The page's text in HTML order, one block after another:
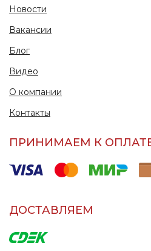
Новости
Вакансии
Блог
Видео
О компании
Контакты
ПРИНИМАЕМ К
ДОСТАВЛЯЕМ